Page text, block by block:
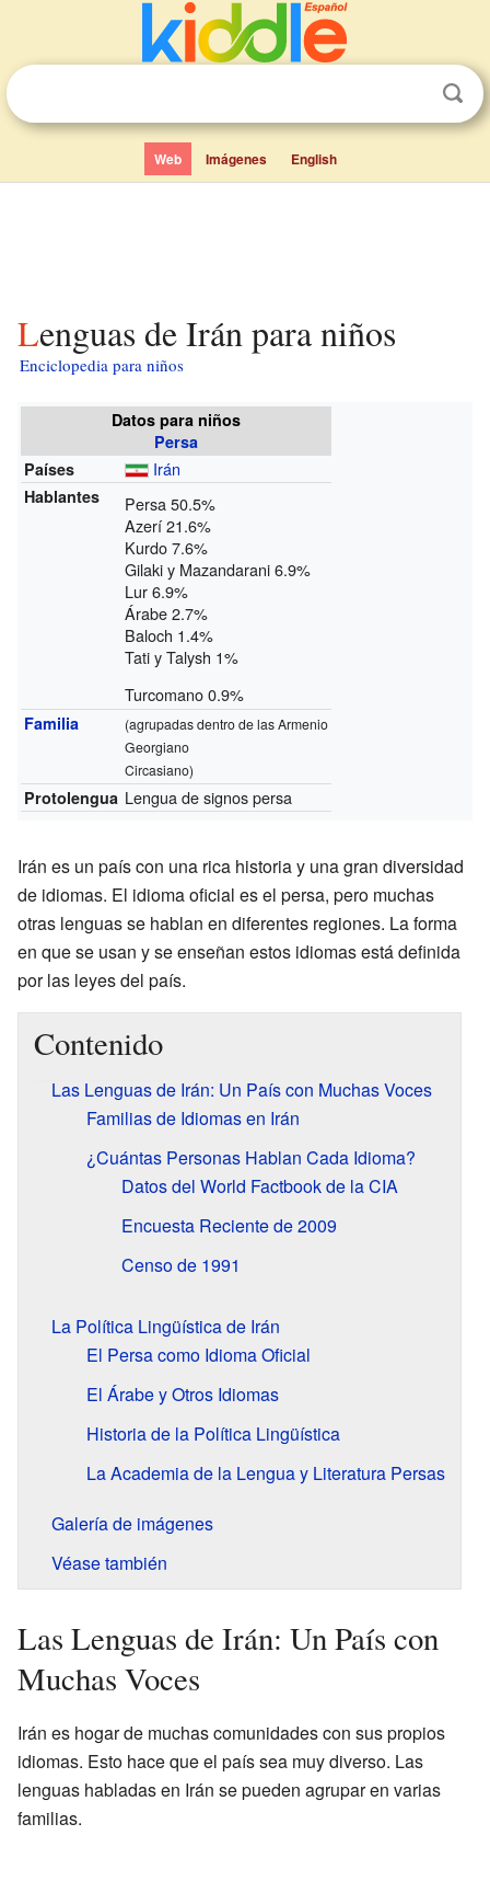
Web Imágenes English
Lenguas de Irán para niños
Enciclopedia para niños
Datos para niños
Persa
Países
Irán
Hablantes
Persa 50.5%
Azerí 21.6%
Kurdo 7.6%
Gilaki y Mazandarani 6.9%
Lur 6.9%
Árabe 2.7%
Baloch 1.4%
Tati y Talysh 1%
Turcomano 0.9%
Familia
(agrupadas dentro de las Armenio
Georgiano
Circasiano)
Protolengua Lengua de signos persa
Irán es un país con una rica historia y una gran diversidad
de idiomas. El idioma oficial es el persa, pero muchas
otras lenguas se hablan en diferentes regiones. La forma
en que se usan y se enseñan estos idiomas está definida
por las leyes del país.
Contenido
Las Lenguas de Irán: Un País con Muchas Voces
Familias de Idiomas en Irán
¿Cuántas Personas Hablan Cada Idioma?
Datos del World Factbook de la CIA
Encuesta Reciente de 2009
Censo de 1991
La Política Lingüística de Irán
El Persa como Idioma Oficial
El Árabe y Otros Idiomas
Historia de la Política Lingüística
La Academia de la Lengua y Literatura Persas
Galería de imágenes
Véase también
Las Lenguas de Irán: Un País con
Muchas Voces
Irán es hogar de muchas comunidades con sus propios
idiomas. Esto hace que el país sea muy diverso. Las
lenguas habladas en Irán se pueden agrupar en varias
familias.